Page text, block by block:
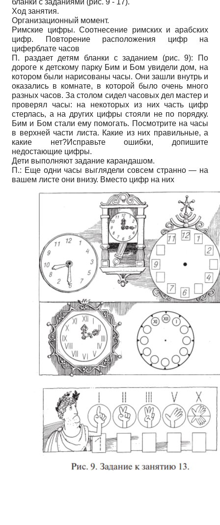
бланки с заданиями (рис. 9 - 17).
Ход занятия.
Организационный момент.
Римские цифры. Соотнесение римских и арабских
цифр. Повторение расположения цифр на
циферблате часов
П. раздает детям бланки с заданием (рис. 9): По
дороге к детскому парку Бим и Бом увидели дом, на
котором были нарисованы часы. Они зашли внутрь и
оказались в комнате, в которой было очень много
разных часов. За столом сидел часовых дел мастер и
проверял часы: на некоторых из них часть цифр
стерлась, а на других цифры стояли не по порядку.
Бим и Бом стали ему помогать. Посмотрите на часы
в верхней части листа. Какие из них правильные, а
какие нет?Исправьте ошибки, допишите
недостающие цифры.
Дети выполняют задание карандашом.
П.: Еще одни часы выглядели совсем странно — на
вашем листе они внизу. Вместо цифр на них